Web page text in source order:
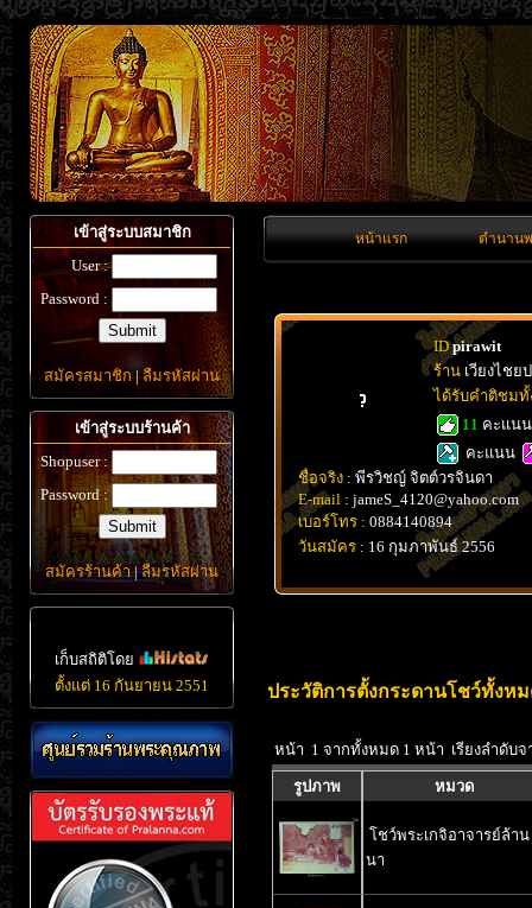
เข้าสู่ระบบสมาชิก
User :
Password :
สมัครสมาชิก|ลืมรหัสผ่าน
เข้าสู่ระบบร้านค้า
Shopuser :
Password :
สมัครร้านค้า|ลืมรหัสผ่าน
เก็บสถิติโดย
ตั้งแต่ 16 กันยายน 2551
หน้าแรก ตำนาน
ID pirawit
ร้าน เวียงไชย
ได้รับคำติชม
11 คะแน
คะแนน
ชื่อจริง : พีรวิชญ์ จิตต์วรจินดา
E-mail : jameS_4120@yahoo.com
เบอร์โทร : 0884140894
วันสมัคร : 16 กุมภาพันธ์ 2556
ประวัติการตั้งกระดานโชว์ทั้งห
หน้า 1 จากทั้งหมด 1 หน้า เรียงลำดับจ
รูปภาพ หมวด
โชว์พระเกจิอาจารย์ล้าน
นา